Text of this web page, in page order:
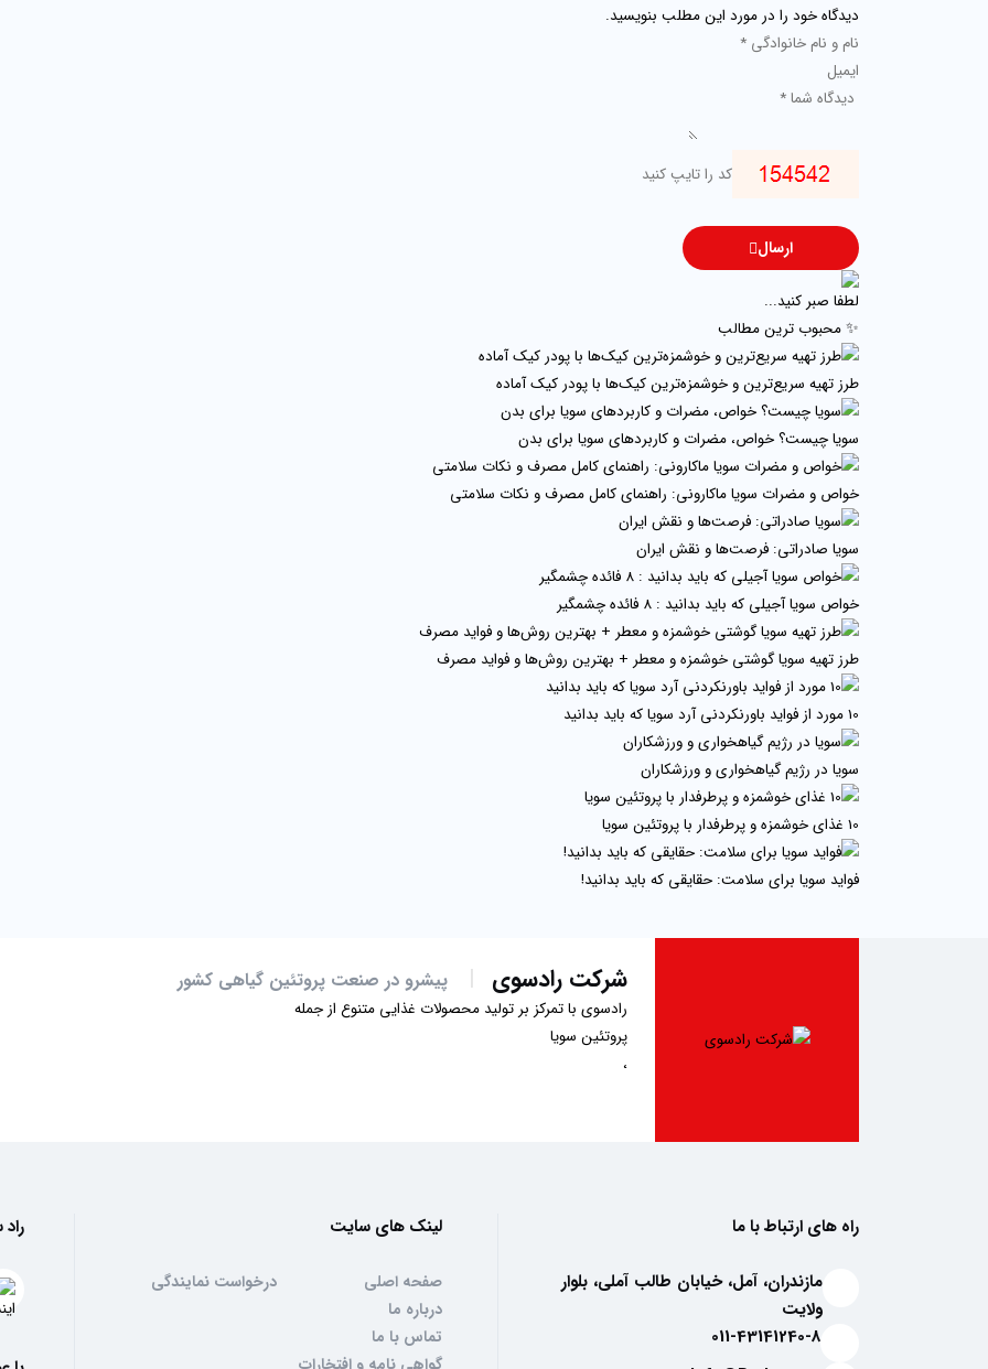
دیدگاه خود را در مورد این مطلب بنویسید.
ارسال
لطفا صبر کنید...
✨ محبوب ترین مطالب
طرز تهیه سریع‌ترین و خوشمزه‌ترین کیک‌ها با پودر کیک آماده
سویا چیست؟ خواص، مضرات و کاربردهای سویا برای بدن
خواص و مضرات سویا ماکارونی: راهنمای کامل مصرف و نکات سلامتی
سویا صادراتی: فرصت‌ها و نقش ایران
خواص سویا آجیلی که باید بدانید : 8 فائده چشمگیر
طرز تهیه سویا گوشتی خوشمزه و معطر + بهترین روش‌ها و فواید مصرف
10 مورد از فواید باورنکردنی آرد سویا که باید بدانید
سویا در رژیم گیاهخواری و ورزشکاران
10 غذای خوشمزه و پرطرفدار با پروتئین سویا
فواید سویا برای سلامت: حقایقی که باید بدانید!
شرکت رادسوی پیشرو در صنعت پروتئین گیاهی کشور
رادسوی با تمرکز بر تولید محصولات غذایی متنوع از جمله
پروتئین سویا
،
سوپ آماده
، در تلاش است تا با ارائه محصولات باکیفیت، سبک زندگی سالم و تغذیه‌ای کامل را برای خانواده‌ها
کودکان، پودر کیک آماده، راهی آسان برای تهیه کیک‌های خانگی، و پودر سوخاری با طعمی ترد و
راه های ارتباط با ما
مازندران، آمل، خیابان طالب آملی، بلوار
ولایت
011-43141240-8
لینک های سایت
صفحه اصلی
درباره ما
تماس با ما
درخواست نمایندگی